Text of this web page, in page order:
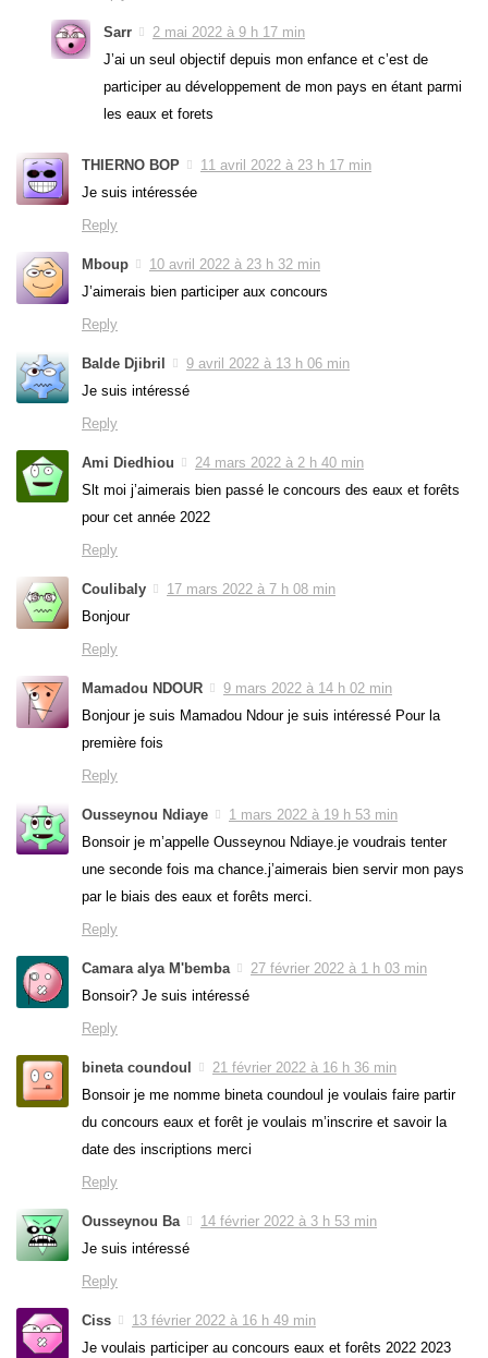
Sarr
2 mai 2022 à 9 h 17 min
J’ai un seul objectif depuis mon enfance et c’est de
participer au développement de mon pays en étant parmi
les eaux et forets
THIERNO BOP
11 avril 2022 à 23 h 17 min
Je suis intéressée
Reply
Mboup
10 avril 2022 à 23 h 32 min
J’aimerais bien participer aux concours
Reply
Balde Djibril
9 avril 2022 à 13 h 06 min
Je suis intéressé
Reply
Ami Diedhiou
24 mars 2022 à 2 h 40 min
Slt moi j’aimerais bien passé le concours des eaux et forêts
pour cet année 2022
Reply
Coulibaly
17 mars 2022 à 7 h 08 min
Bonjour
Reply
Mamadou NDOUR
9 mars 2022 à 14 h 02 min
Bonjour je suis Mamadou Ndour je suis intéressé Pour la
première fois
Reply
Ousseynou Ndiaye
1 mars 2022 à 19 h 53 min
Bonsoir je m’appelle Ousseynou Ndiaye.je voudrais tenter
une seconde fois ma chance.j’aimerais bien servir mon pays
par le biais des eaux et forêts merci.
Reply
Camara alya M'bemba
27 février 2022 à 1 h 03 min
Bonsoir? Je suis intéressé
Reply
bineta coundoul
21 février 2022 à 16 h 36 min
Bonsoir je me nomme bineta coundoul je voulais faire partir
du concours eaux et forêt je voulais m’inscrire et savoir la
date des inscriptions merci
Reply
Ousseynou Ba
14 février 2022 à 3 h 53 min
Je suis intéressé
Reply
Ciss
13 février 2022 à 16 h 49 min
Je voulais participer au concours eaux et forêts 2022 2023